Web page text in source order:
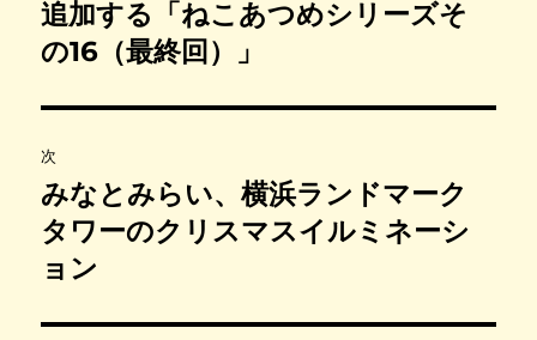
ビ
シ
ョ
ン
投
稿
追加する「ねこあつめシリーズそ
の16（最終回）」
次
次
の
投
:
みなとみらい、横浜ランドマーク
タワーのクリスマスイルミネーシ
ョン